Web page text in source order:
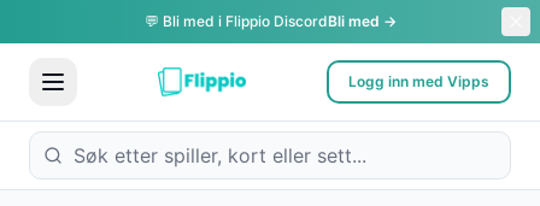
💬 Bli med i Flippio DiscordBli med →
Logg inn med Vipps